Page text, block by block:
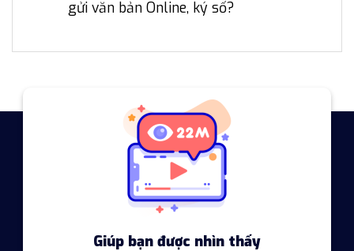
gửi văn bản Online, ký số?
Giúp bạn được nhìn thấy